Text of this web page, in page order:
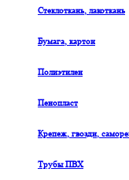
Стеклоткань, лакоткань
Бумага, картон
Полиэтилен
Пенопласт
Крепеж, гвозди,
Трубы ПВХ